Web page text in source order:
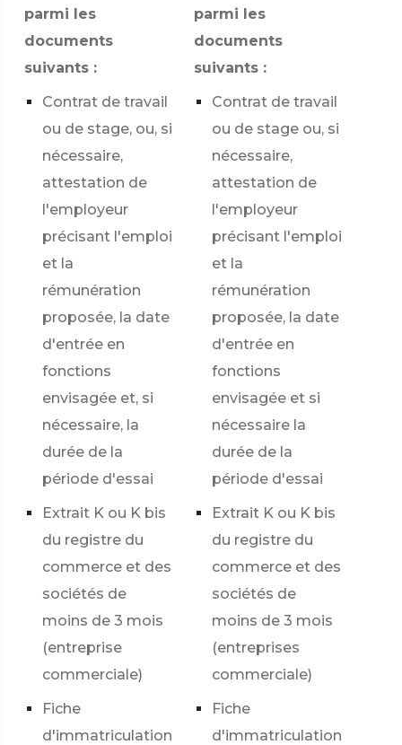
parmi les
documents
suivants :
Contrat de travail
ou de stage, ou, si
nécessaire,
attestation de
l'employeur
précisant l'emploi
et la
rémunération
proposée, la date
d'entrée en
fonctions
envisagée et, si
nécessaire, la
durée de la
période d'essai
Extrait K ou K bis
du registre du
commerce et des
sociétés de
moins de 3 mois
(entreprise
commerciale)
Fiche
d'immatriculation
parmi les
documents
suivants :
Contrat de travail
ou de stage ou, si
nécessaire,
attestation de
l'employeur
précisant l'emploi
et la
rémunération
proposée, la date
d'entrée en
fonctions
envisagée et si
nécessaire la
durée de la
période d'essai
Extrait K ou K bis
du registre du
commerce et des
sociétés de
moins de 3 mois
(entreprises
commerciale)
Fiche
d'immatriculation